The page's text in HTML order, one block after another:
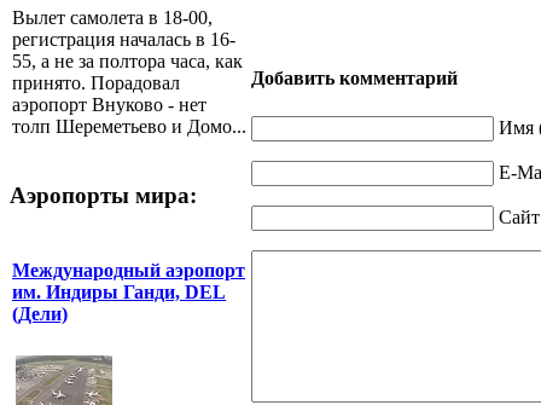
Вылет самолета в 18-00,
регистрация началась в 16-
55, а не за полтора часа, как
принято. Порадовал
аэропорт Внуково - нет
толп Шереметьево и Домо...
Аэропорты мира:
Международный аэропорт
им. Индиры Ганди, DEL
(Дели)
Добавить комментарий
Имя
E-
Сайт